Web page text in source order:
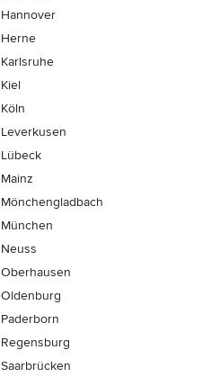
Hannover
Herne
Karlsruhe
Kiel
Köln
Leverkusen
Lübeck
Mainz
Mönchen­gladbach
München
Neuss
Oberhausen
Oldenburg
Paderborn
Regensburg
Saarbrücken